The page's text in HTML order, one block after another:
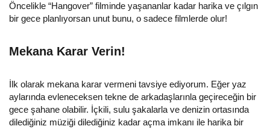
Öncelikle “Hangover” filminde yaşananlar kadar harika ve çılgın
bir gece planlıyorsan unut bunu, o sadece filmlerde olur!
Mekana Karar Verin!
İlk olarak mekana karar vermeni tavsiye ediyorum. Eğer yaz
aylarında evleneceksen tekne de arkadaşlarınla geçireceğin bir
gece şahane olabilir. İçkili, sulu şakalarla ve denizin ortasında
dilediğiniz müziği dilediğiniz kadar açma imkanı ile harika bir